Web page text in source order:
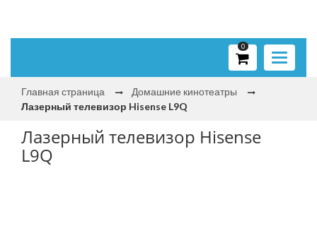
Toggle
0
Главная страница
Домашние кинотеатры
Лазерный телевизор Hisense L9Q
Лазерный телевизор Hisense
L9Q